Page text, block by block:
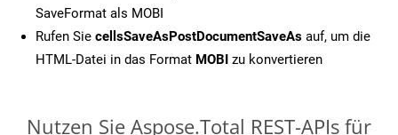
SaveFormat als MOBI
Rufen Sie cellsSaveAsPostDocumentSaveAs auf, um die
HTML-Datei in das Format MOBI zu konvertieren
Nutzen Sie Aspose.Total REST-APIs für